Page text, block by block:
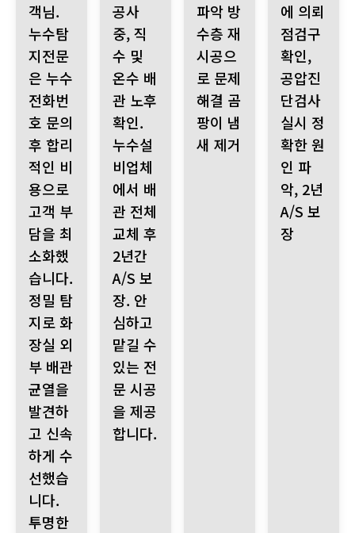
객님.
누수탐
지전문
은 누수
전화번
호 문의
후 합리
적인 비
용으로
고객 부
담을 최
소화했
습니다.
정밀 탐
지로 화
장실 외
부 배관
균열을
발견하
고 신속
하게 수
선했습
니다.
투명한
공사
중, 직
수 및
온수 배
관 노후
확인.
누수설
비업체
에서 배
관 전체
교체 후
2년간
A/S 보
장. 안
심하고
맡길 수
있는 전
문 시공
을 제공
합니다.
파악 방
수층 재
시공으
로 문제
해결 곰
팡이 냄
새 제거
에 의뢰
점검구
확인,
공압진
단검사
실시 정
확한 원
인 파
악, 2년
A/S 보
장